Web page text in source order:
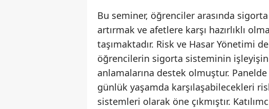
Bu seminer, öğrenciler arasında
artırmak ve afetlere karşı hazırlıklı
taşımaktadır. Risk ve Hasar Yönetimi
öğrencilerin sigorta sisteminin
anlamalarına destek olmuştur.
günlük yaşamda karşılaşabilecekleri
sistemleri olarak öne çıkmıştır.